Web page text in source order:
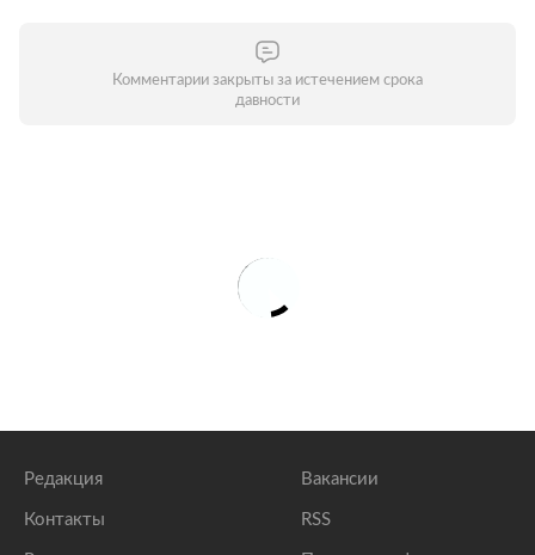
Комментарии закрыты за истечением срока
давности
Редакция
Контакты
Вакансии
RSS